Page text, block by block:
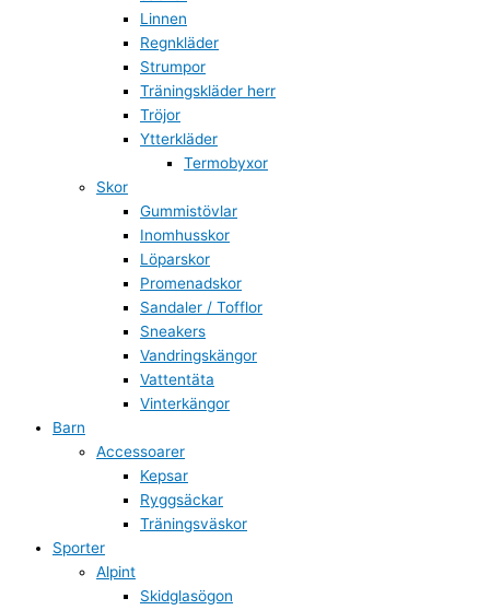
Linnen
Regnkläder
Strumpor
Träningskläder herr
Tröjor
Ytterkläder
Termobyxor
Skor
Gummistövlar
Inomhusskor
Löparskor
Promenadskor
Sandaler / Tofflor
Sneakers
Vandringskängor
Vattentäta
Vinterkängor
Barn
Accessoarer
Kepsar
Ryggsäckar
Träningsväskor
Sporter
Alpint
Skidglasögon